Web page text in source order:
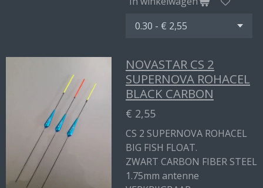
NOVASTAR CS 2
SUPERNOVA ROHACEL
BLACK CARBON
€ 2,55
CS 2 SUPERNOVA ROHACEL
BIG FISH FLOAT.
ZWART CARBON FIBER STEEL
1.75mm antenne